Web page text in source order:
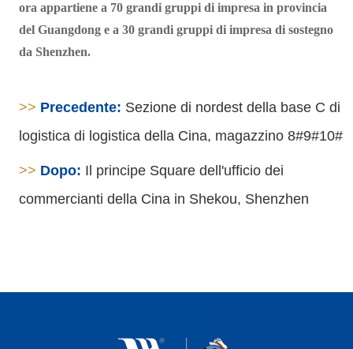
ora appartiene a 70 grandi gruppi di impresa in provincia
del Guangdong e a 30 grandi gruppi di impresa di sostegno
da Shenzhen.
>> Precedente: Sezione di nordest della base C di
logistica di logistica della Cina, magazzino 8#9#10#
>> Dopo: Il principe Square dell'ufficio dei
commercianti della Cina in Shekou, Shenzhen